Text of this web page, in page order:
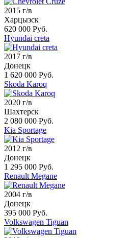
2015 г/в
Харцызск
620 000 Руб.
Hyundai creta
2017 г/в
Донецк
1 620 000 Руб.
Skoda Karoq
2020 г/в
Шахтерск
2 080 000 Руб.
Kia Sportage
2012 г/в
Донецк
1 295 000 Руб.
Renault Megane
2004 г/в
Донецк
395 000 Руб.
Volkswagen Tiguan